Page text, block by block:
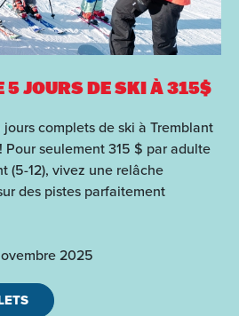
5 JOURS DE SKI À 315$
complets de ski à Tremblant
seulement 315 $ par adulte
(5-12), vivez une relâche
des pistes parfaitement
2025